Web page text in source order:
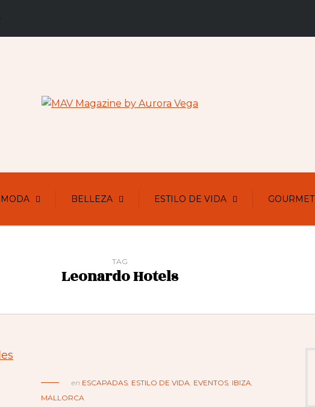
MODA BELLEZA ESTILO DE VIDA GOURMET
TAG
Leonardo Hotels
en ESCAPADAS, ESTILO DE VIDA, EVENTOS, IBIZA,
MALLORCA